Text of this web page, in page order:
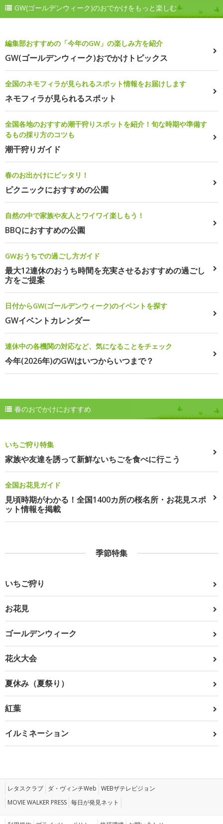
GW(ゴールデンウィーク)のおでかけをもっと楽しむ
編集部おすすめの「今年のGW」の楽しみ方を紹介
GW(ゴールデンウィーク)おでかけトピックス
全国のネモフィラが見られるスポット情報をお届けします
ネモフィラが見られるスポット
全国各地のおすすめ潮干狩りスポットを紹介！旬な時期や準備す
るもの採り方のコツも
潮干狩りガイド
春のお出かけにピッタリ！
ピクニックにおすすめの公園
自然の中で家族や友人とワイワイ楽しもう！
BBQにおすすめの公園
GWおうちでの過ごし方ガイド
最大12連休のおうち時間を充実させるおすすめの過ごし
方をご提案
日付からGW(ゴールデンウィーク)のイベントを探す
GWイベントカレンダー
連休中の各機関の対応など、気になることをチェック
今年(2026年)のGWはいつからいつまで？
春のおでかけにおすすめ
いちご狩り特集
家族や友達を誘って新鮮ないちごを食べに行こう
全国お花見ガイド
見頃時期がわかる！全国1400カ所の桜名所・お花見スポ
ット情報を掲載
季節特集
いちご狩り
お花見
ゴールデンウィーク
花火大会
夏休み（夏祭り）
紅葉
イルミネーション
レタスクラブ ダ・ヴィンチWeb WEBザテレビジョン
MOVIE WALKER PRESS 毎日が発見ネット